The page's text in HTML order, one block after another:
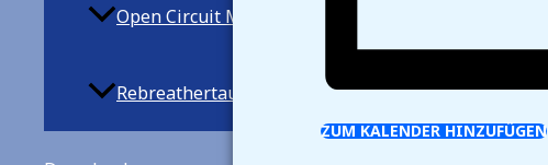
Open Circuit Mischgastauchen
Rebreathertauchen
ZUM KALENDER HINZUFÜGEN